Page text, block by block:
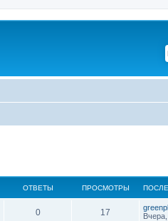
ОТВЕТЫ ПРОСМОТРЫ
0 17